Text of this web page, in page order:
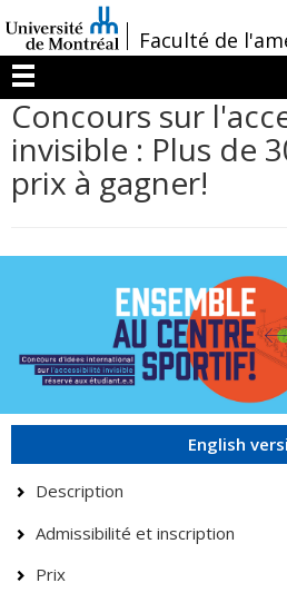
au
contenu
/Faculté de
Menu
Concours sur
invisible : Plus de
prix à gagner!
English
Description
Admissibilité et inscription
Prix